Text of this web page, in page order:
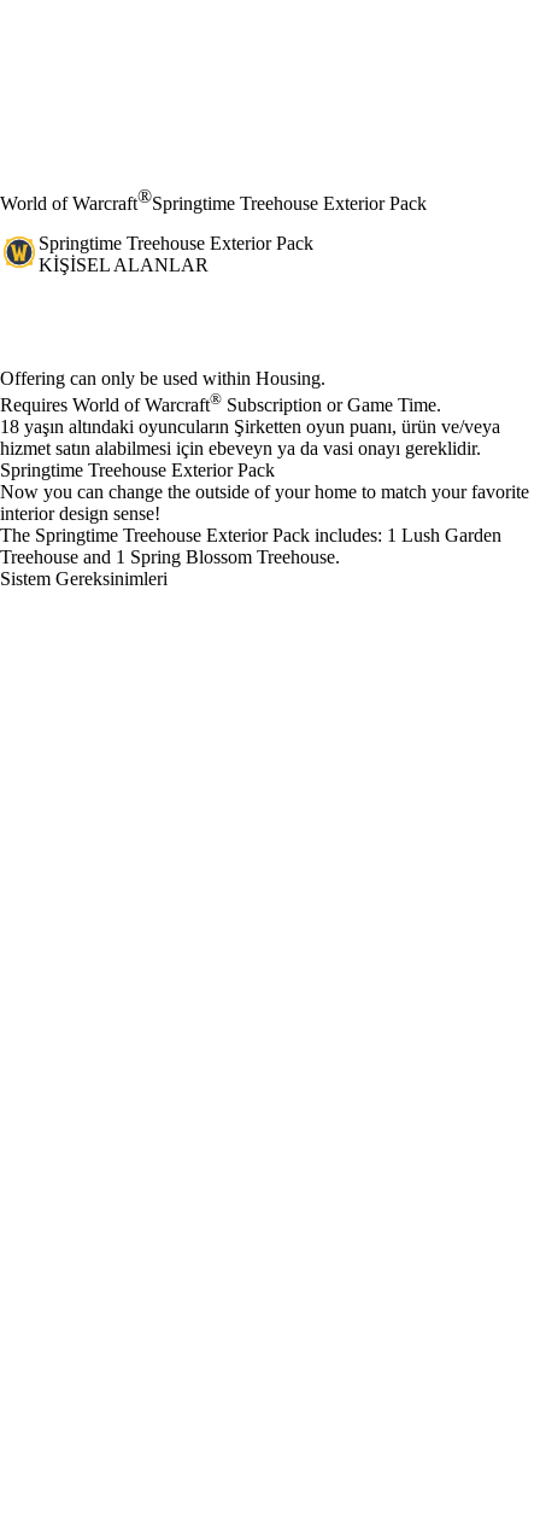
World of Warcraft®Springtime Treehouse Exterior Pack
Springtime Treehouse Exterior Pack
KIŞISEL ALANLAR
Mevcut eylemler
Offering can only be used within Housing.
Requires World of Warcraft® Subscription or Game Time.
18 yaşın altındaki oyuncuların Şirketten oyun puanı, ürün ve/veya
hizmet satın alabilmesi için ebeveyn ya da vasi onayı gereklidir.
Springtime Treehouse Exterior Pack
Now you can change the outside of your home to match your favorite
interior design sense!
The Springtime Treehouse Exterior Pack includes: 1 Lush Garden
Treehouse and 1 Spring Blossom Treehouse.
Sistem Gereksinimleri